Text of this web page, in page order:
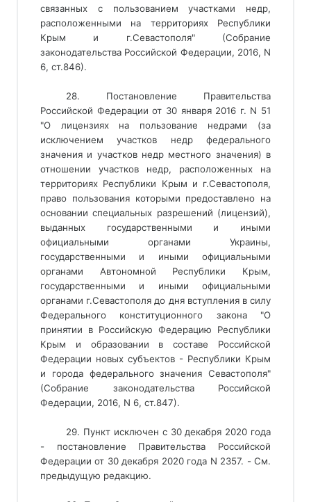
связанных с пользованием участками недр,
расположенными на территориях Республики
Крым и г.Севастополя" (Собрание
законодательства Российской Федерации, 2016, N
6, ст.846).
28. Постановление Правительства
Российской Федерации от 30 января 2016 г. N 51
"О лицензиях на пользование недрами (за
исключением участков недр федерального
значения и участков недр местного значения) в
отношении участков недр, расположенных на
территориях Республики Крым и г.Севастополя,
право пользования которыми предоставлено на
основании специальных разрешений (лицензий),
выданных государственными и иными
официальными органами Украины,
государственными и иными официальными
органами Автономной Республики Крым,
государственными и иными официальными
органами г.Севастополя до дня вступления в силу
Федерального конституционного закона "О
принятии в Российскую Федерацию Республики
Крым и образовании в составе Российской
Федерации новых субъектов - Республики Крым
и города федерального значения Севастополя"
(Собрание законодательства Российской
Федерации, 2016, N 6, ст.847).
29. Пункт исключен с 30 декабря 2020 года
- постановление Правительства Российской
Федерации от 30 декабря 2020 года N 2357. - См.
предыдущую редакцию.